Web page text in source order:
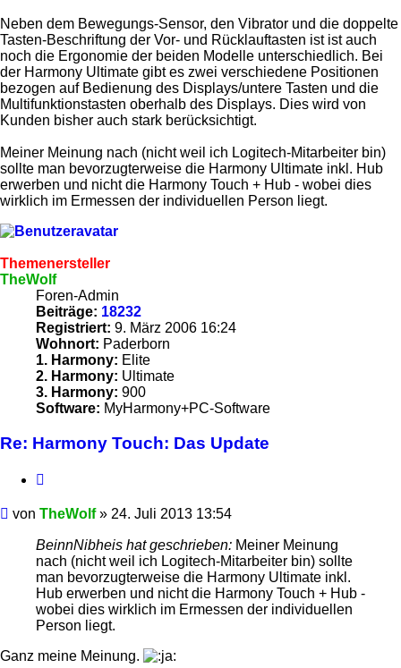
Neben dem Bewegungs-Sensor, den Vibrator und die doppelte
Tasten-Beschriftung der Vor- und Rücklauftasten ist ist auch
noch die Ergonomie der beiden Modelle unterschiedlich. Bei
der Harmony Ultimate gibt es zwei verschiedene Positionen
bezogen auf Bedienung des Displays/untere Tasten und die
Multifunktionstasten oberhalb des Displays. Dies wird von
Kunden bisher auch stark berücksichtigt.
Meiner Meinung nach (nicht weil ich Logitech-Mitarbeiter bin)
sollte man bevorzugterweise die Harmony Ultimate inkl. Hub
erwerben und nicht die Harmony Touch + Hub - wobei dies
wirklich im Ermessen der individuellen Person liegt.
Themenersteller
TheWolf
Foren-Admin
Beiträge: 18232
Registriert: 9. März 2006 16:24
Wohnort: Paderborn
1. Harmony: Elite
2. Harmony: Ultimate
3. Harmony: 900
Software: MyHarmony+PC-Software
Re: Harmony Touch: Das Update
Beitrag
von TheWolf» 24. Juli 2013 13:54
BeinnNibheis hat geschrieben: Meiner Meinung
nach (nicht weil ich Logitech-Mitarbeiter bin) sollte
man bevorzugterweise die Harmony Ultimate inkl.
Hub erwerben und nicht die Harmony Touch + Hub -
wobei dies wirklich im Ermessen der individuellen
Person liegt.
Ganz meine Meinung.